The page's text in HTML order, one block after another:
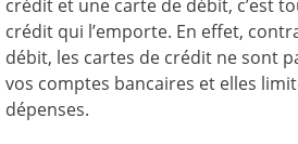
crédit et une carte de débit, c’est
crédit qui l’emporte. En effet,
débit, les cartes de crédit ne sont
vos comptes bancaires et elles
dépenses.